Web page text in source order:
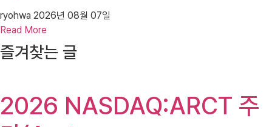
ryohwa 2026년 08월 07일
Read More
즐겨찾는 글
2026 NASDAQ:ARCT 주